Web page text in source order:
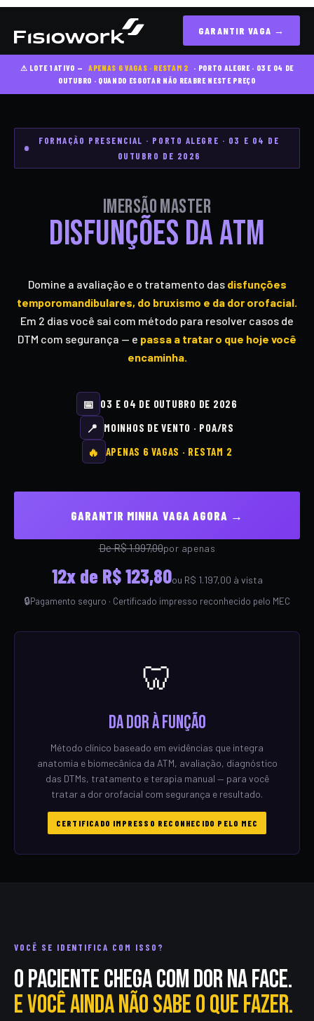
GARANTIR VAGA →
⚠ LOTE 1 ATIVO — APENAS 6 VAGAS · RESTAM 2
· PORTO ALEGRE · 03 E 04 DE
OUTUBRO · QUANDO ESGOTAR NÃO REABRE NESTE PREÇO
FORMAÇÃO PRESENCIAL · PORTO ALEGRE · 03 E 04 DE
OUTUBRO DE 2026
Imersão Master
Disfunções da ATM
Domine a avaliação e o tratamento das disfunções
temporomandibulares, do bruxismo e da dor orofacial.
Em 2 dias você sai com método para resolver casos de
DTM com segurança — e passa a tratar o que hoje você
encaminha.
📅 03 E 04 DE OUTUBRO DE 2026
📍 MOINHOS DE VENTO · POA/RS
🔥 APENAS 6 VAGAS · RESTAM 2
GARANTIR MINHA VAGA AGORA →
De R$ 1.997,00por apenas
12x de R$ 123,80ou R$ 1.197,00 à vista
Pagamento seguro · Certificado impresso reconhecido pelo MEC
🦷
Da Dor à Função
Método clínico baseado em evidências que integra
anatomia e biomecânica da ATM, avaliação, diagnóstico
das DTMs, tratamento e terapia manual — para você
tratar a dor orofacial com segurança e resultado.
CERTIFICADO IMPRESSO RECONHECIDO PELO MEC
VOCÊ SE IDENTIFICA COM ISSO?
O paciente chega com dor na face.
E você ainda não sabe o que fazer.